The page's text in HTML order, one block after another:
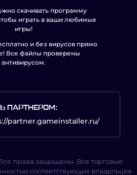
скачивать программу
играть в ваши любимые
игры!
и без вирусов прямо
Все файлы проверены
антивирусом.
ПАРТНЕРОМ:
partner.gameinstaller.ru/
права защищены. Все торговые
соответствующих владельцев